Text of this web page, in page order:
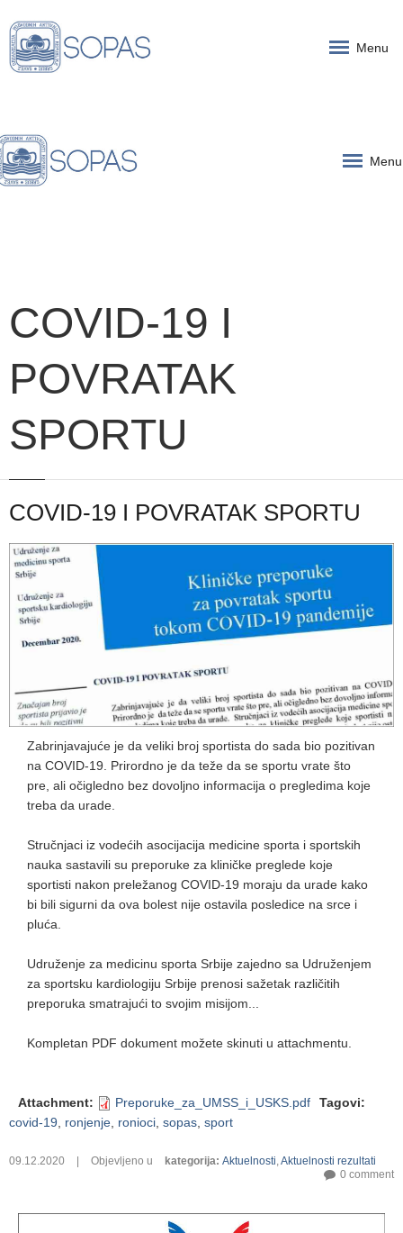
Menu
Menu
COVID-19 I
POVRATAK
SPORTU
COVID-19 I POVRATAK SPORTU
Zabrinjavajuće je da veliki broj sportista do sada bio pozitivan
na COVID-19. Prirordno je da teže da se sportu vrate što
pre, ali očigledno bez dovoljno informacija o pregledima koje
treba da urade.
Stručnjaci iz vodećih asocijacija medicine sporta i sportskih
nauka sastavili su preporuke za kliničke preglede koje
sportisti nakon preležanog COVID-19 moraju da urade kako
bi bili sigurni da ova bolest nije ostavila posledice na srce i
pluća.
Udruženje za medicinu sporta Srbije zajedno sa Udruženjem
za sportsku kardiologiju Srbije prenosi sažetak različitih
preporuka smatrajući to svojim misijom...
Kompletan PDF dokument možete skinuti u attachmentu.
Attachment: Preporuke_za_UMSS_i_USKS.pdf Tagovi:
covid-19
ronjenje ronioci sopas sport
09.12.2020 Objevljeno u kategorija: Aktuelnosti,Aktuelnosti rezultati
0 comment